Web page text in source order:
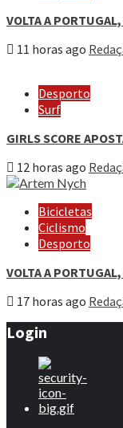
VOLTA A
11 horas ago
Desporto
Surf
GIRLS SCORE
12 horas ago
Bicicletas
Ciclismo
Desporto
VOLTA A
17 horas ago
Login